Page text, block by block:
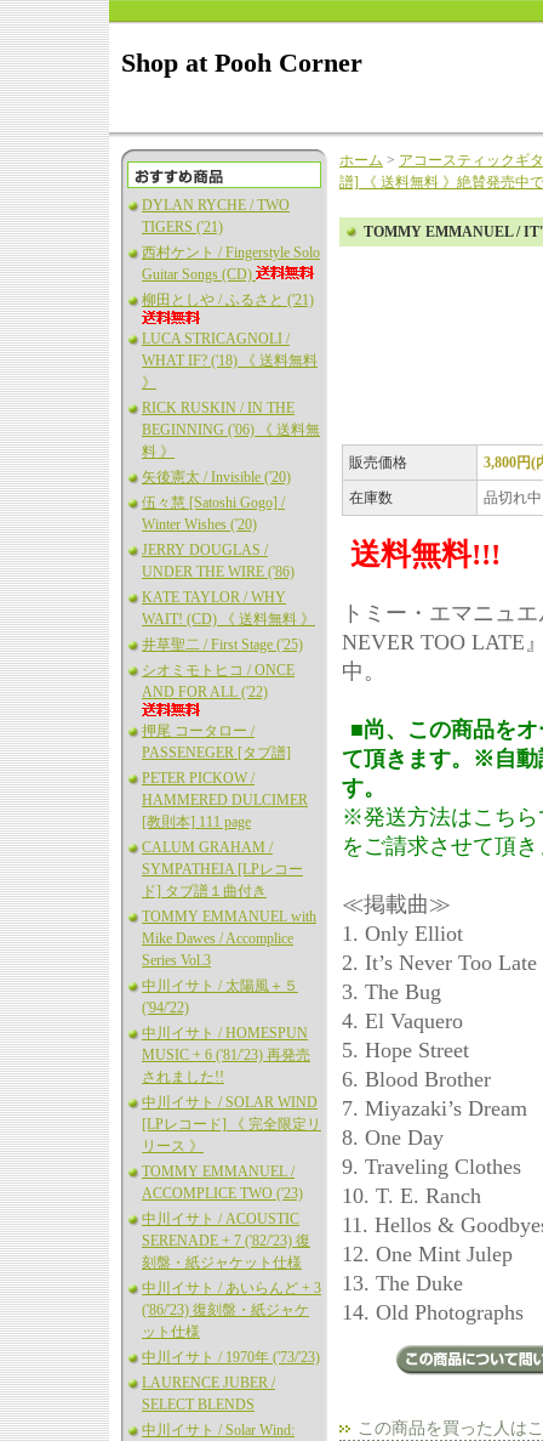
Shop at Pooh Corner
DYLAN RYCHE / TWO
TIGERS ('21)
西村ケント / Fingerstyle Solo
Guitar Songs (CD)
柳田としや / ふるさと ('21)
LUCA STRICAGNOLI /
WHAT IF? ('18) 《 送料無料
》
RICK RUSKIN / IN THE
BEGINNING ('06) 《 送料無
料 》
矢後憲太 / Invisible ('20)
伍々慧 [Satoshi Gogo] /
Winter Wishes ('20)
JERRY DOUGLAS /
UNDER THE WIRE ('86)
KATE TAYLOR / WHY
WAIT! (CD) 《 送料無料 》
井草聖二 / First Stage ('25)
シオミモトヒコ / ONCE
AND FOR ALL ('22)
押尾 コータロー /
PASSENEGER [タブ譜]
PETER PICKOW /
HAMMERED DULCIMER
[教則本] 111 page
CALUM GRAHAM /
SYMPATHEIA [LPレコー
ド] タブ譜１曲付き
TOMMY EMMANUEL with
Mike Dawes / Accomplice
Series Vol.3
中川イサト / 太陽風＋５
('94/'22)
中川イサト / HOMESPUN
MUSIC + 6 ('81/'23) 再発売
されました!!
中川イサト / SOLAR WIND
[LPレコード] 《 完全限定リ
リース 》
TOMMY EMMANUEL /
ACCOMPLICE TWO ('23)
中川イサト / ACOUSTIC
SERENADE + 7 ('82/'23) 復
刻盤・紙ジャケット仕様
中川イサト / あいらんど + 3
('86/'23) 復刻盤・紙ジャケ
ット仕様
中川イサト / 1970年 ('73/'23)
LAURENCE JUBER /
SELECT BLENDS
中川イサト / Solar Wind:
ホーム > アコースティックギ
譜] 《 送料無料 》絶賛発売中
TOMMY EMMANUEL /
販売価格 3,800円(
在庫数 品切れ中
送料無料!!!
トミー・エマニュ
NEVER TOO LATE
中。
■尚、この商品を
て頂きます。※自動
す。
※発送方法はこちら
をご請求させて頂
≪掲載曲≫
1. Only Elliot
2. It’s Never Too Late
3. The Bug
4. El Vaquero
5. Hope Street
6. Blood Brother
7. Miyazaki’s Dream
8. One Day
9. Traveling Clothes
10. T. E. Ranch
11. Hellos &
12. One Mint Julep
13. The Duke
14. Old Photographs
この商品を買った人は